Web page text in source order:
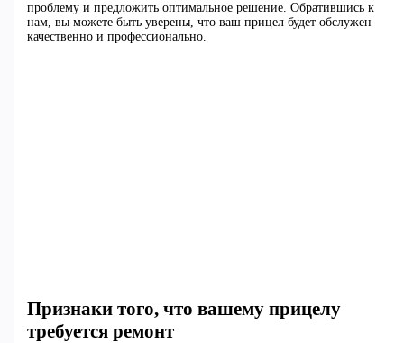
проблему и предложить оптимальное решение. Обратившись к
нам, вы можете быть уверены, что ваш прицел будет обслужен
качественно и профессионально.
Признаки того, что вашему прицелу
требуется ремонт